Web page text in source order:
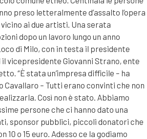
preso letteralmente d’assalto l’opera
ai due artisti. Una serata
dopo un lavoro lungo un anno
di Milo, con in testa il presidente
vicepresidente Giovanni Strano, ente
“È stata un’impresa difficile – ha
– Tutti erano convinti che non
Così non è stato. Abbiamo
persone che ci hanno dato una
sponsor pubblici, piccoli donatori che
10 o 15 euro. Adesso ce la godiamo